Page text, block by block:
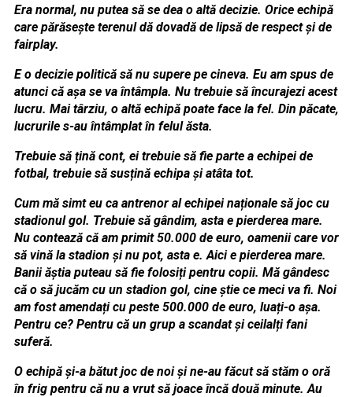
Era normal, nu putea să se dea o altă decizie. Orice echipă
care părăsește terenul dă dovadă de lipsă de respect și de
fairplay.
E o decizie politică să nu supere pe cineva. Eu am spus de
atunci că așa se va întâmpla. Nu trebuie să încurajezi acest
lucru. Mai târziu, o altă echipă poate face la fel. Din păcate,
lucrurile s-au întâmplat în felul ăsta.
Trebuie să țină cont, ei trebuie să fie parte a echipei de
fotbal, trebuie să susțină echipa și atâta tot.
Cum mă simt eu ca antrenor al echipei naționale să joc cu
stadionul gol. Trebuie să gândim, asta e pierderea mare.
Nu contează că am primit 50.000 de euro, oamenii care vor
să vină la stadion și nu pot, asta e. Aici e pierderea mare.
Banii ăștia puteau să fie folosiți pentru copii. Mă gândesc
că o să jucăm cu un stadion gol, cine știe ce meci va fi. Noi
am fost amendați cu peste 500.000 de euro, luați-o așa.
Pentru ce? Pentru că un grup a scandat și ceilalți fani
suferă.
O echipă și-a bătut joc de noi și ne-au făcut să stăm o oră
în frig pentru că nu a vrut să joace încă două minute. Au